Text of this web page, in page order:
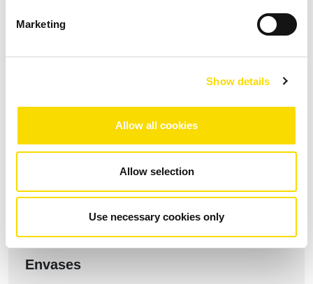
Marketing
Show details
Allow all cookies
Allow selection
Use necessary cookies only
Ámbitos de aplicación
Envases